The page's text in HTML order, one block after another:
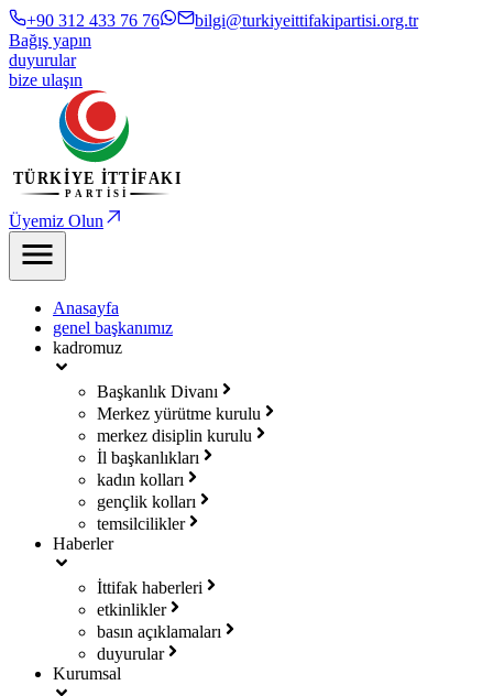
+90 312 433 76 76
bilgi@turkiyeittifakipartisi.org.tr
Bağış yapın
duyurular
bize ulaşın
Üyemiz Olun
Anasayfa
genel başkanımız
kadromuz
Başkanlık Divanı
Merkez yürütme kurulu
merkez disiplin kurulu
İl başkanlıkları
kadın kolları
gençlik kolları
temsilcilikler
Haberler
İttifak haberleri
etkinlikler
basın açıklamaları
duyurular
Kurumsal